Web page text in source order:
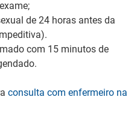
de 24 horas antes da
com 15 minutos de
consulta com enfermeiro na